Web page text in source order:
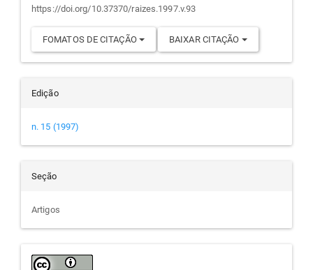
https://doi.org/10.37370/raizes.1997.v.93
FOMATOS DE CITAÇÃO BAIXAR CITAÇÃO
Edição
n. 15 (1997)
Seção
Artigos